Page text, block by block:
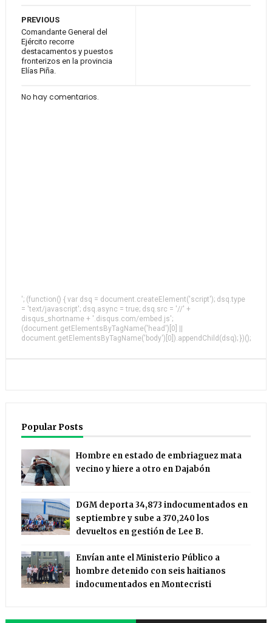
PREVIOUS
Comandante General del
Ejército recorre
destacamentos y puestos
fronterizos en la provincia
Elías Piña.
No hay comentarios.
'; (function() { var dsq = document.createElement('script'); dsq.type
= 'text/javascript'; dsq.async = true; dsq.src = '//' +
disqus_shortname + '.disqus.com/embed.js';
(document.getElementsByTagName('head')[0] ||
document.getElementsByTagName('body')[0]).appendChild(dsq); })();
Popular Posts
Hombre en estado de embriaguez mata
vecino y hiere a otro en Dajabón
DGM deporta 34,873 indocumentados en
septiembre y sube a 370,240 los
devueltos en gestión de Lee B.
Envían ante el Ministerio Público a
hombre detenido con seis haitianos
indocumentados en Montecristi